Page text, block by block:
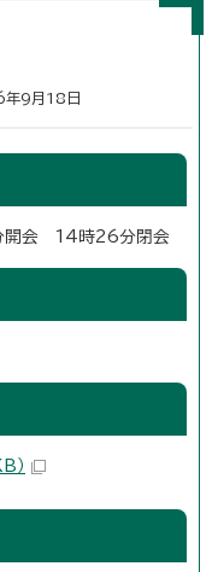
9月18日
開会 14時26分閉会
）